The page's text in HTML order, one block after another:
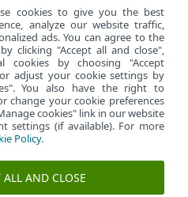
εργασίας
cookies to give you the best
analyze our website traffic,
ads. You can agree to the
clicking "Accept all and close",
cookies by choosing "Accept
adjust your cookie settings by
You also have the right to
change your cookie preferences
cookies" link in our website
settings (if available). For more
Policy.
ALL AND CLOSE